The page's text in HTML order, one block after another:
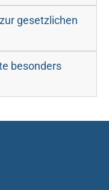
gesetzlichen
besonders